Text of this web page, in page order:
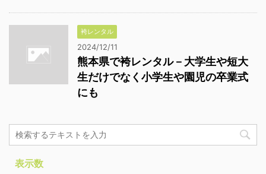
袴レンタル
2024/12/11
熊本県で袴レンタル－大学生や短大
生だけでなく小学生や園児の卒業式
にも
表示数